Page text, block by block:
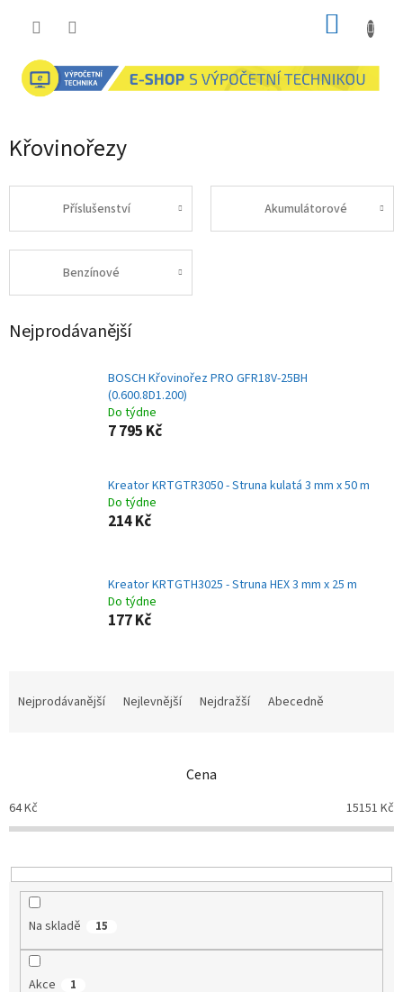
Křovinořezy
Příslušenství Akumulátorové
Benzínové
Nejprodávanější
BOSCH Křovinořez PRO GFR18V-25BH
(0.600.8D1.200)
Do týdne
7 795 Kč
Kreator KRTGTR3050 - Struna kulatá 3 mm x 50 m
Do týdne
214 Kč
Kreator KRTGTH3025 - Struna HEX 3 mm x 25 m
Do týdne
177 Kč
p
r
o
u
Nejprodávanější Nejlevnější Nejdražší Abecedně
Cena
64Kč 15151 Kč
Na skladě 15
Akce 1